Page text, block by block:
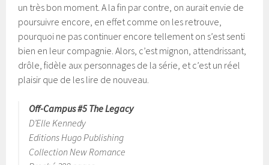
un très bon moment. A la fin par contre, on aurait envie de
poursuivre encore, en effet comme on les retrouve,
pourquoi ne pas continuer encore tellement on s’est senti
bien en leur compagnie. Alors, c’est mignon, attendrissant,
drôle, fidèle aux personnages de la série, et c’est un réel
plaisir que de les lire de nouveau.
Off-Campus #5 The Legacy
D’Elle Kennedy
Editions Hugo Publishing
Collection New Romance